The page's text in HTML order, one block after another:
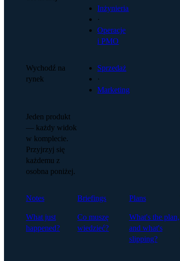
Inżynieria
·
Operacje
i PMO
Wychodź na
rynek
Sprzedaż
·
Marketing
Jeden produkt
— każdy widok
w komplecie.
Przyjrzyj się
każdemu z
osobna poniżej.
Notes
What just
happened?
Briefings
Co muszę
wiedzieć?
Plans
What's the plan,
and what's
slipping?